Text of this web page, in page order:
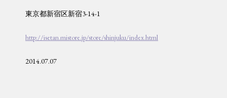
東京都新宿区新宿3-14-1
http://isetan.mistore.jp/store/shinjuku/index.html
2014.07.07